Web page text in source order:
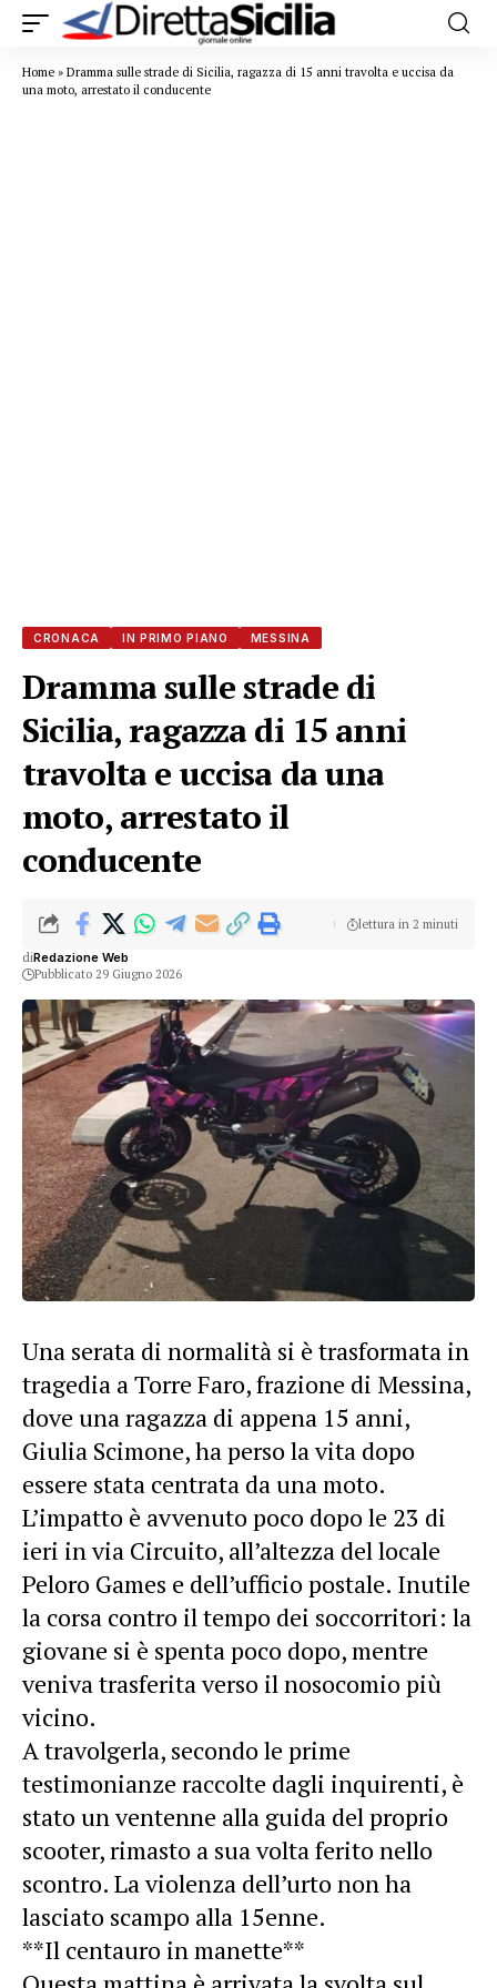
Home » Dramma sulle strade di Sicilia, ragazza di 15 anni travolta e uccisa da
una moto, arrestato il conducente
CRONACA IN PRIMO PIANO MESSINA
Dramma sulle strade di
Sicilia, ragazza di 15 anni
travolta e uccisa da una
moto, arrestato il
conducente
diRedazione Web
Pubblicato 29 Giugno 2026
lettura in 2 minuti
Una serata di normalità si è trasformata in
tragedia a Torre Faro, frazione di Messina,
dove una ragazza di appena 15 anni,
Giulia Scimone, ha perso la vita dopo
essere stata centrata da una moto.
L’impatto è avvenuto poco dopo le 23 di
ieri in via Circuito, all’altezza del locale
Peloro Games e dell’ufficio postale. Inutile
la corsa contro il tempo dei soccorritori: la
giovane si è spenta poco dopo, mentre
veniva trasferita verso il nosocomio più
vicino.
A travolgerla, secondo le prime
testimonianze raccolte dagli inquirenti, è
stato un ventenne alla guida del proprio
scooter, rimasto a sua volta ferito nello
scontro. La violenza dell’urto non ha
lasciato scampo alla 15enne.
**Il centauro in manette**